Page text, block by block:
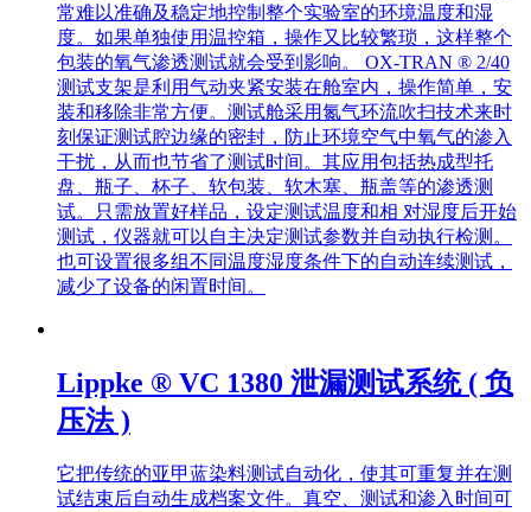
常难以准确及稳定地控制整个实验室的环境温度和湿
度。如果单独使用温控箱，操作又比较繁琐，这样整个
包装的氧气渗透测试就会受到影响。 OX-TRAN ® 2/40
测试支架是利用气动夹紧安装在舱室内，操作简单，安
装和移除非常方便。测试舱采用氮气环流吹扫技术来时
刻保证测试腔边缘的密封，防止环境空气中氧气的渗入
干扰，从而也节省了测试时间。其应用包括热成型托
盘、瓶子、杯子、软包装、软木塞、瓶盖等的渗透测
试。只需放置好样品，设定测试温度和相 对湿度后开始
测试，仪器就可以自主决定测试参数并自动执行检测。
也可设置很多组不同温度湿度条件下的自动连续测试，
减少了设备的闲置时间。
Lippke ® VC 1380 泄漏测试系统 ( 负
压法 )
它把传统的亚甲蓝染料测试自动化，使其可重复并在测
试结束后自动生成档案文件。真空、测试和渗入时间可